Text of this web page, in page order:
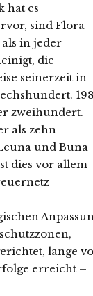
hat es
sind Flora
in jeder
die
seinerzeit in
zweihundert.
als zehn
und Buna
dies vor allem
lange
erreicht –